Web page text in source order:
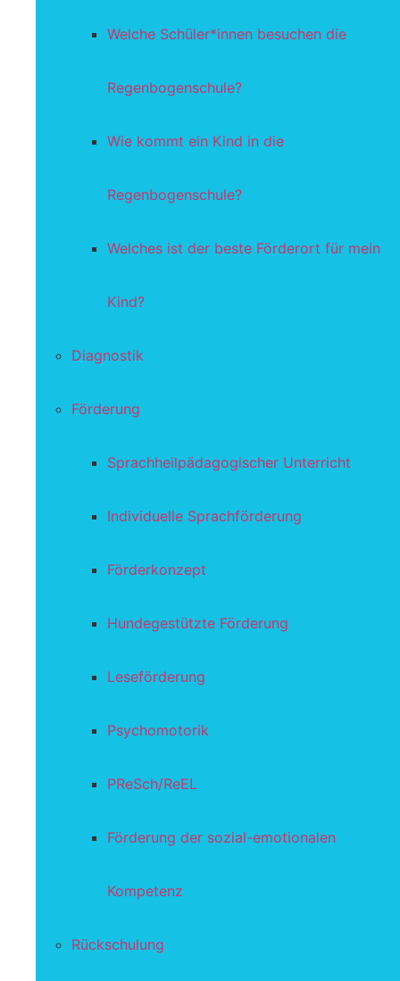
Welche Schüler*innen besuchen die
Regenbogenschule?
Wie kommt ein Kind in die
Regenbogenschule?
Welches ist der beste Förderort für mein
Kind?
Diagnostik
Förderung
Sprachheilpädagogischer Unterricht
Individuelle Sprachförderung
Förderkonzept
Hundegestützte Förderung
Leseförderung
Psychomotorik
PReSch/ReEL
Förderung der sozial-emotionalen
Kompetenz
Rückschulung